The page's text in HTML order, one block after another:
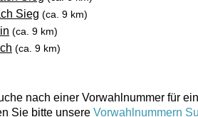
Sieg (ca. 9 km)
(ca. 9 km)
(ca. 9 km)
nach einer Vorwahlnummer für
Sie bitte unsere Vorwahlnummern